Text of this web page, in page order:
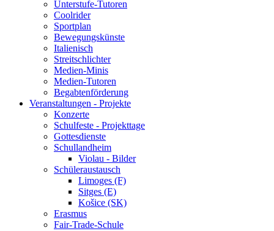
Unterstufe-Tutoren
Coolrider
Sportplan
Bewegungskünste
Italienisch
Streitschlichter
Medien-Minis
Medien-Tutoren
Begabtenförderung
Veranstaltungen - Projekte
Konzerte
Schulfeste - Projekttage
Gottesdienste
Schullandheim
Violau - Bilder
Schüleraustausch
Limoges (F)
Sitges (E)
Košice (SK)
Erasmus
Fair-Trade-Schule